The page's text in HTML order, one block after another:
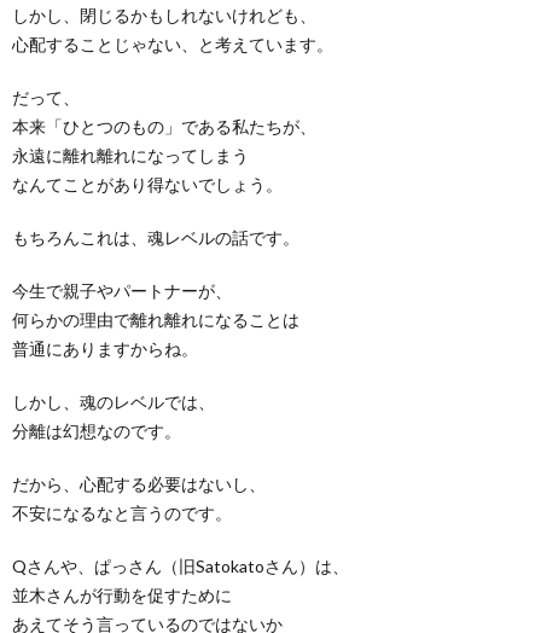
しかし、閉じるかもしれないけれども、
心配することじゃない、と考えています。
だって、
本来「ひとつのもの」である私たちが、
永遠に離れ離れになってしまう
なんてことがあり得ないでしょう。
もちろんこれは、魂レベルの話です。
今生で親子やパートナーが、
何らかの理由で離れ離れになることは
普通にありますからね。
しかし、魂のレベルでは、
分離は幻想なのです。
だから、心配する必要はないし、
不安になるなと言うのです。
Qさんや、ぱっさん（旧Satokatoさん）は、
並木さんが行動を促すために
あえてそう言っているのではないか